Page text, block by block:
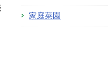
家庭菜園